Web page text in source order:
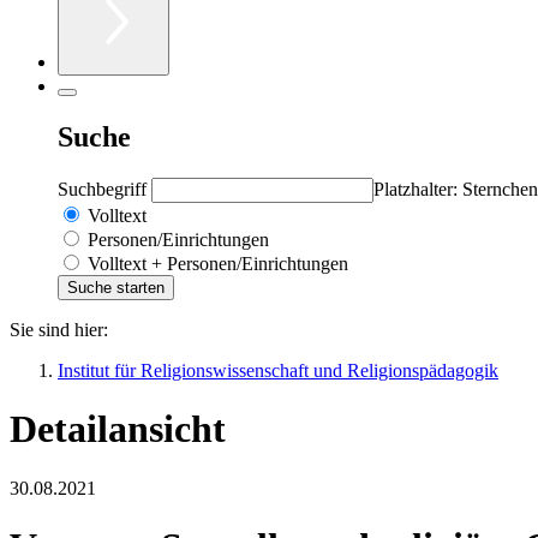
Suche
Suchbegriff
Platzhalter:
Volltext
Personen/Einrichtungen
Volltext + Personen/Einrichtungen
Sie sind hier:
Institut für Religionswissenschaft und Religionspädagogik
Detailansicht
30.08.2021